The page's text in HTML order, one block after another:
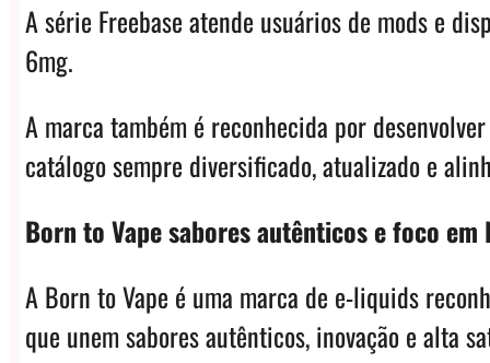
A série Freebase atende usuários de mods e
6mg.
A marca também é reconhecida por
catálogo sempre diversificado, atualizado e
Born to Vape sabores autênticos e foco em
A Born to Vape é uma marca de e-liquids
que unem sabores autênticos, inovação e alta